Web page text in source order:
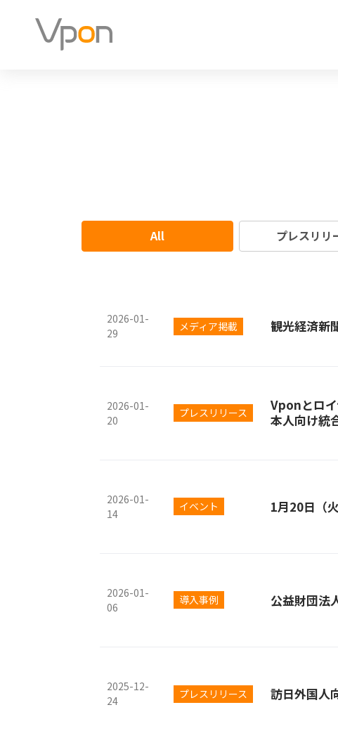
All プレスリリ
2026-01-
29
メディア掲載 観光経済新
2026-01-
20
プレスリリース
Vponとロ
本人向け統
2026-01-
14
イベント 1月20日（
2026-01-
06
導入事例 公益財団法
2025-12-
24
プレスリリース 訪日外国人